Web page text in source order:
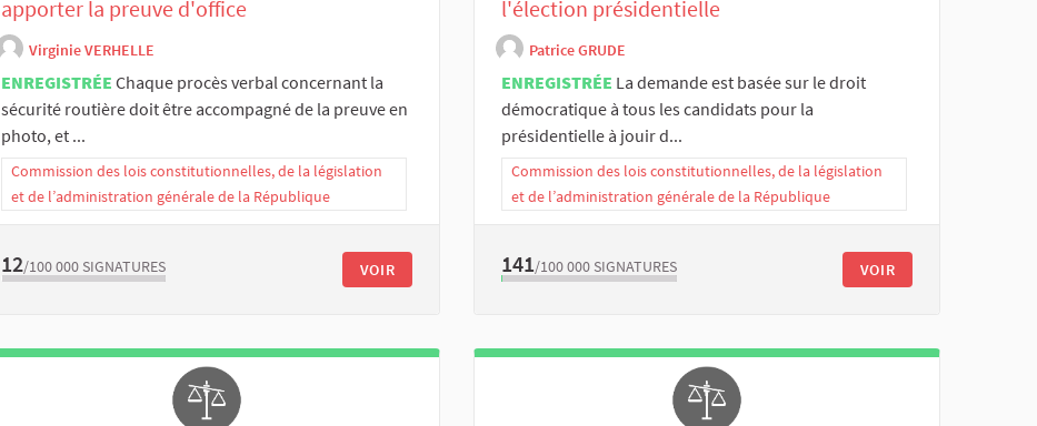
apporter la preuve d'office
Virginie VERHELLE
ENREGISTRÉE Chaque procès verbal concernant la
sécurité routière doit être accompagné de la preuve en
photo, et ...
Commission des lois constitutionnelles, de la législation
et de l’administration générale de la République
12/100 000 SIGNATURES VOIR
l'élection présidentielle
Patrice GRUDE
ENREGISTRÉE La demande est basée sur le droit
démocratique à tous les candidats pour la
présidentielle à jouir d...
Commission des lois constitutionnelles, de la législation
et de l’administration générale de la République
141/100 000 SIGNATURES VOIR